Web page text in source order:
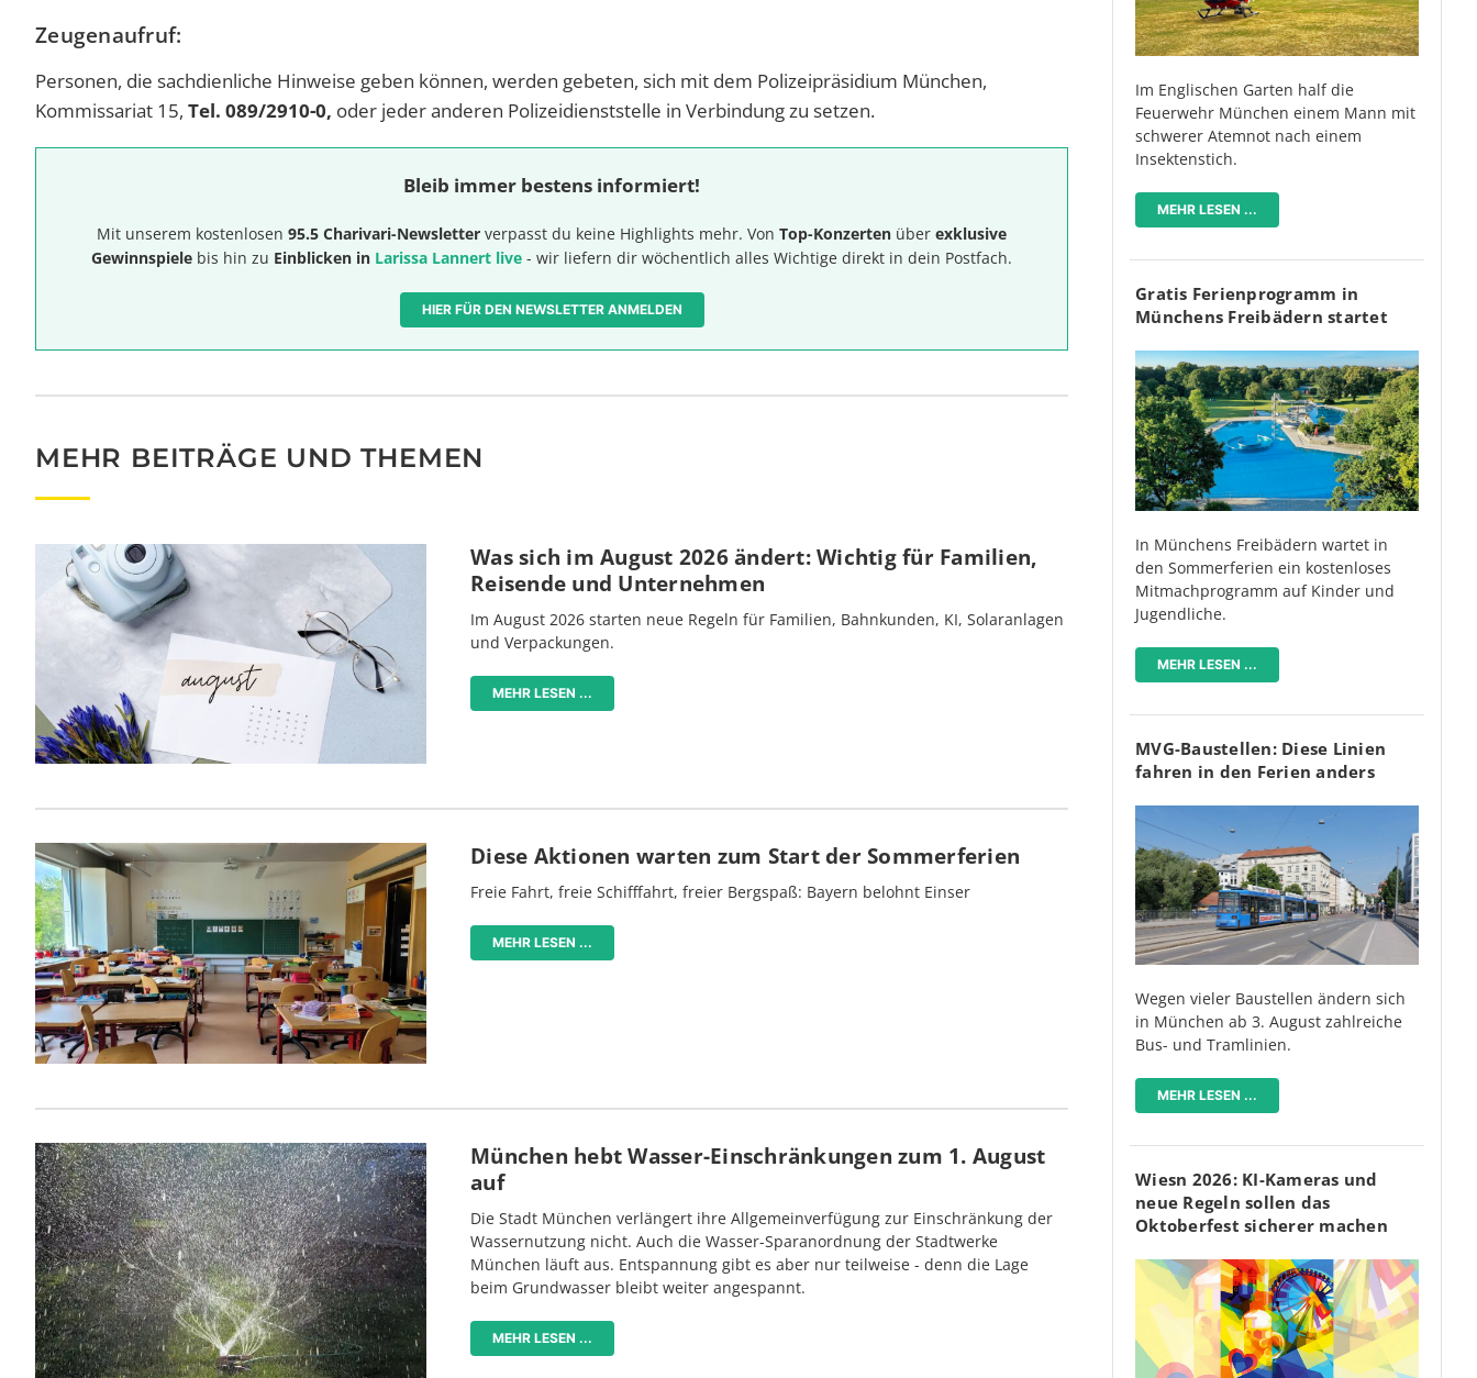
Zeugenaufruf:
Personen, die sachdienliche Hinweise geben können, werden gebeten, sich mit dem Polizeipräsidium München,
Kommissariat 15, Tel. 089/2910-0, oder jeder anderen Polizeidienststelle in Verbindung zu setzen.
Bleib immer bestens informiert!
Mit unserem kostenlosen 95.5 Charivari-Newsletter verpasst du keine Highlights mehr. Von Top-Konzerten über exklusive
Gewinnspiele bis hin zu Einblicken in Larissa Lannert live - wir liefern dir wöchentlich alles Wichtige direkt in dein Postfach.
HIER FÜR DEN NEWSLETTER ANMELDEN
MEHR BEITRÄGE UND THEMEN
Was sich im August 2026 ändert: Wichtig für Familien,
Reisende und Unternehmen
Im August 2026 starten neue Regeln für Familien, Bahnkunden, KI, Solaranlagen
und Verpackungen.
MEHR LESEN ...
Diese Aktionen warten zum Start der Sommerferien
Freie Fahrt, freie Schifffahrt, freier Bergspaß: Bayern belohnt Einser
MEHR LESEN ...
München hebt Wasser-Einschränkungen zum 1. August
auf
Die Stadt München verlängert ihre Allgemeinverfügung zur Einschränkung der
Wassernutzung nicht. Auch die Wasser-Sparanordnung der Stadtwerke
München läuft aus. Entspannung gibt es aber nur teilweise - denn die Lage
beim Grundwasser bleibt weiter angespannt.
MEHR LESEN ...
Im Englischen Garten half die
Feuerwehr München einem Mann mit
schwerer Atemnot nach einem
Insektenstich.
MEHR LESEN ...
Gratis Ferienprogramm in
Münchens Freibädern startet
In Münchens Freibädern wartet in
den Sommerferien ein kostenloses
Mitmachprogramm auf Kinder und
Jugendliche.
MEHR LESEN ...
MVG-Baustellen: Diese Linien
fahren in den Ferien anders
Wegen vieler Baustellen ändern sich
in München ab 3. August zahlreiche
Bus- und Tramlinien.
MEHR LESEN ...
Wiesn 2026: KI-Kameras und
neue Regeln sollen das
Oktoberfest sicherer machen